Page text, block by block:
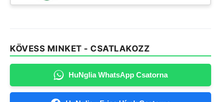
KÖVESS MINKET - CSATLAKOZZ
HuNglia WhatsApp Csatorna